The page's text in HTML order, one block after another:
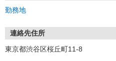
勤務地
連絡先住所
東京都渋谷区桜丘町11-8